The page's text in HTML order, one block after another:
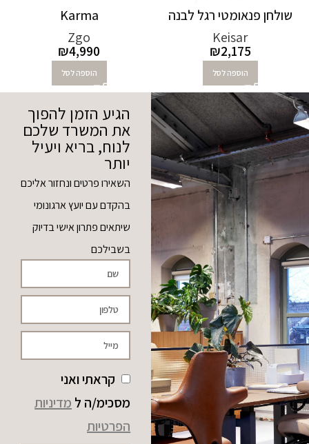
שולחן פנאומטי רגל לבנה
Keisar
₪2,175
הוספה לסל
Karma
Zgo
₪4,990
הוספה לסל
הגיע הזמן להפוך
את המשרד שלכם
לנוח, בריא ויעיל
יותר
השאירו פרטים ונחזור אליכם
בהקדם עם יועץ ארגונומי
שיתאים פתרון אישי בדיוק
בשבילכם
קראתי ואני
מסכימ/ה ל מדיניות
הפרטיות